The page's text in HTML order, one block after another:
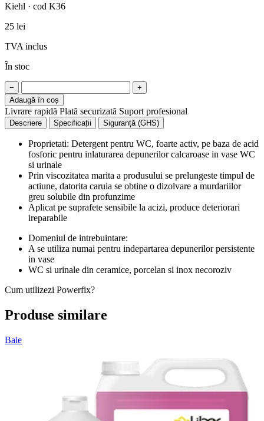
Kiehl · cod K36
25 lei
TVA inclus
În stoc
−
+
Adaugă în coș
Livrare rapidă Plată securizată Suport profesional
Descriere Specificații Siguranță (GHS)
Proprietati: Detergent pentru WC, foarte activ, pe baza de acid
fosforic pentru inlaturarea depunerilor calcaroase in vase WC
si urinale
Prin viscozitatea marita a produsului se prelungeste timpul de
actiune, datorita caruia se obtine o dizolvare a murdariilor
greu solubile din profunzime
Aplicat pe suprafete sensibile la acizi, produce deteriorari
ireparabile
Domeniul de intrebuintare:
A se utiliza numai pentru indepartarea depunerilor persistente
in vase
WC si urinale din ceramice, porcelan si inox necoroziv
Cum utilizezi Powerfix?
Produse similare
Baie